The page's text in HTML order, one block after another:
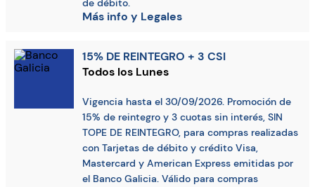
de débito.
Más info y Legales
15% DE REINTEGRO + 3 CSI
Todos los Lunes
Vigencia hasta el 30/09/2026. Promoción de
15% de reintegro y 3 cuotas sin interés, SIN
TOPE DE REINTEGRO, para compras realizadas
con Tarjetas de débito y crédito Visa,
Mastercard y American Express emitidas por
el Banco Galicia. Válido para compras